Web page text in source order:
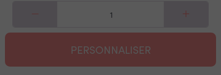
PERSONNALISER